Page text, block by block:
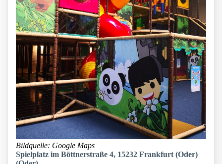
Bildquelle: Google Maps
Spielplatz im Böttnerstraße 4, 15232 Frankfurt (Oder)